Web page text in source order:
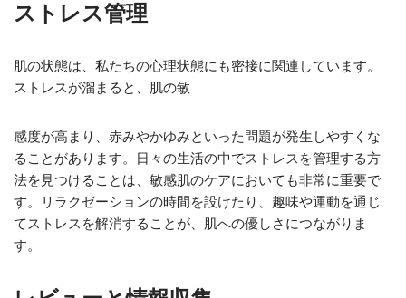
ストレス管理
肌の状態は、私たちの心理状態にも密接に関連しています。
ストレスが溜まると、肌の敏
感度が高まり、赤みやかゆみといった問題が発生しやすくな
ることがあります。日々の生活の中でストレスを管理する方
法を見つけることは、敏感肌のケアにおいても非常に重要で
す。リラクゼーションの時間を設けたり、趣味や運動を通じ
てストレスを解消することが、肌への優しさにつながりま
す。